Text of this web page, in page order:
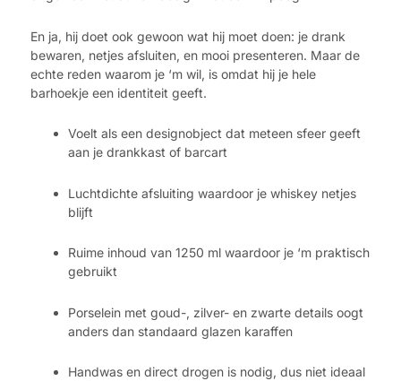
En ja, hij doet ook gewoon wat hij moet doen: je drank
bewaren, netjes afsluiten, en mooi presenteren. Maar de
echte reden waarom je ‘m wil, is omdat hij je hele
barhoekje een identiteit geeft.
Voelt als een designobject dat meteen sfeer geeft
aan je drankkast of barcart
Luchtdichte afsluiting waardoor je whiskey netjes
blijft
Ruime inhoud van 1250 ml waardoor je ‘m praktisch
gebruikt
Porselein met goud-, zilver- en zwarte details oogt
anders dan standaard glazen karaffen
Handwas en direct drogen is nodig, dus niet ideaal